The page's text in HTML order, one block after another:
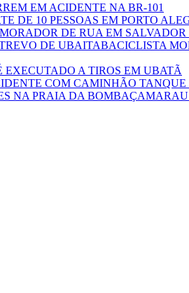
EM ACIDENTE NA BR-101
DE 10 PESSOAS EM PORTO
DE RUA EM
CICLISTA
A TIROS EM UBATÃ
COM CAMINHÃO TANQUE